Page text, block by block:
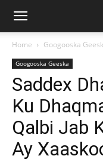
Home Googooska
Googooska Geeska
Saddex
Ku
Qalbi Jab
Ay